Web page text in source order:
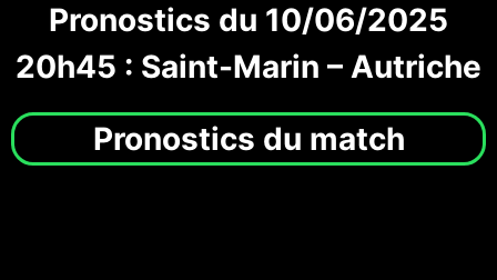
Pronostics du 10/06/2025
20h45 : Saint-Marin – Autriche
Pronostics du match